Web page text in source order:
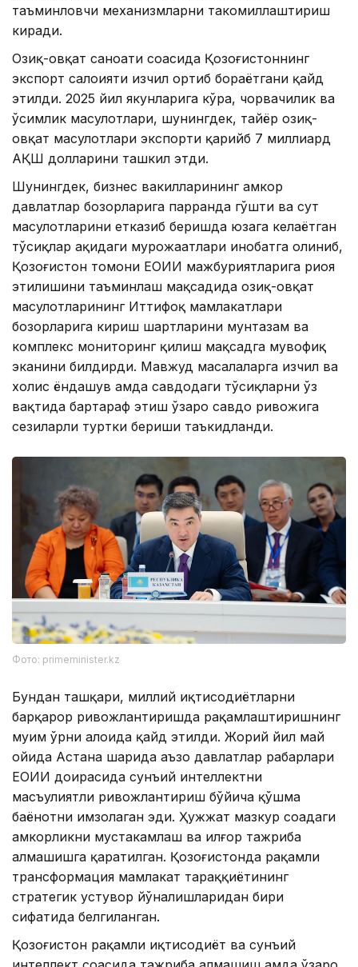
таъминловчи механизмларни такомиллаштириш
киради.
Озиқ-овқат саноати соҳасида Қозоғистоннинг
экспорт салоҳияти изчил ортиб бораётгани қайд
этилди. 2025 йил якунларига кўра, чорвачилик ва
ўсимлик маҳсулотлари, шунингдек, тайёр озиқ-
овқат маҳсулотлари экспорти қарийб 7 миллиард
АҚШ долларини ташкил этди.
Шунингдек, бизнес вакилларининг ҳамкор
давлатлар бозорларига парранда гўшти ва сут
маҳсулотларини етказиб беришда юзага келаётган
тўсиқлар ҳақидаги мурожаатлари инобатга олиниб,
Қозоғистон томони ЕОИИ мажбуриятларига риоя
этилишини таъминлаш мақсадида озиқ-овқат
маҳсулотларининг Иттифоқ мамлакатлари
бозорларига кириш шартларини мунтазам ва
комплекс мониторинг қилиш мақсадга мувофиқ
эканини билдирди. Мавжуд масалаларга изчил ва
холис ёндашув ҳамда савдодаги тўсиқларни ўз
вақтида бартараф этиш ўзаро савдо ривожига
сезиларли туртки бериши таъкидланди.
Фото: primeminister.kz
Бундан ташқари, миллий иқтисодиётларни
барқарор ривожлантиришда рақамлаштиришнинг
муҳим ўрни алоҳида қайд этилди. Жорий йил май
ойида Астана шаҳрида аъзо давлатлар раҳбарлари
ЕОИИ доирасида сунъий интеллектни
масъулиятли ривожлантириш бўйича қўшма
баёнотни имзолаган эди. Ҳужжат мазкур соҳадаги
ҳамкорликни мустаҳкамлаш ва илғор тажриба
алмашишга қаратилган. Қозоғистонда рақамли
трансформация мамлакат тараққиётининг
стратегик устувор йўналишларидан бири
сифатида белгиланган.
Қозоғистон рақамли иқтисодиёт ва сунъий